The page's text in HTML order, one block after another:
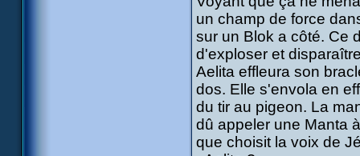
un champ de force
sur un Blok a côté. Ce
d'exploser et
Aelita effleura son
dos. Elle s'envola en
du tir au pigeon. La
dû appeler une Manta
que choisit la voix de